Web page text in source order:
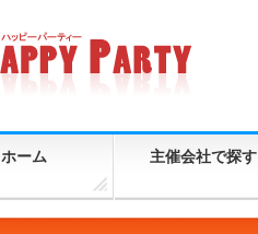
ホーム 主催会社で探す